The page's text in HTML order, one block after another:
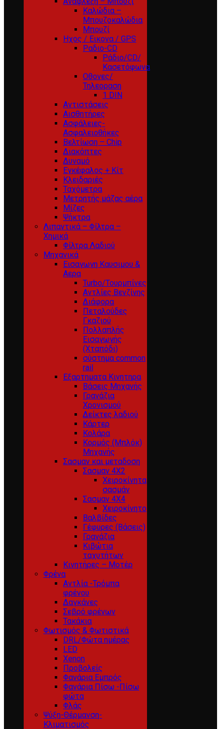
Καλώδια –
Μπουζοκαλώδια
Μπουζί
Ηχος / Εικονα / GPS
Ραδιο-CD
Ράδιο/CD/
Κασετόφωνα
Οθονες/
Τηλεοραση
1 DIN
Αντιστάσεις
Αισθητήρες
Ασφάλειες-
Ασφαλειοθήκες
Βελτίωση – Chip
Διακόπτες
Δυναμό
Εγκέφαλος + Κίτ
Κλειδαριές
Ταχόμετρα
Μετρητής μάζας αέρα
Μίζες
Ψήκτρα
Λιπαντικά – Φίλτρα –
Χημικά
Φίλτρα Λαδιού
Μηχανικά
Εισαγωγη Καυσιμου &
Αερα
Turbo/Τουρμπίνες
Αντλίες Βενζίνης
Διάφορα
Πεταλούδες
Γκαζιού
Πολλαπλής
Εισαγωγής
(Χταπόδι)
σύστημα common
rail
Εξαρτηματα Κινητηρα
Βάσεις Μηχανής
Γρανάζια
Χρονισμού
Δείκτες λαδιού
Κάρτερ
Κολάρα
Κορμός (Μπλόκ)
Μηχανής
Σασμαν και μεταδοση
Σασμαν 4Χ2
Χειροκίνητα
σασμάν
Σασμαν 4Χ4
Χειροκίνητο
Βαλβίδες
Γέφυρες (Βάσεις)
Γρανάζια
Κιβώτια
ταχυτήτων
Κινητήρες – Μοτέρ
Φρένα
Αντλία -Τρόμπα
φρένου
Δαγκάνες
Σεβρό φρένων
Τακάκια
Φωτισμός & Φωτιστικά
DRL/Φώτα ημέρας
LED
Xenon
Προβολείς
Φανάρια Εμπρός
Φανάρια Πίσω -Πίσω
φώτα
Φλάς
Ψύξη-Θέρμανση-
Κλιματισμός